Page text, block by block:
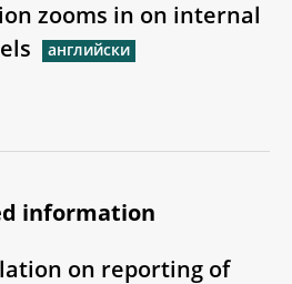
zooms in on internal
information
on reporting of